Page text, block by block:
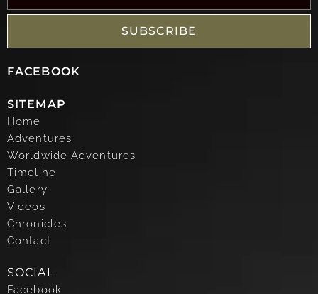
SUBSCRIBE
FACEBOOK
SITEMAP
Home
Adventures
Worldwide Adventures
Timeline
Gallery
Videos
Chronicles
Contact
SOCIAL
Facebook